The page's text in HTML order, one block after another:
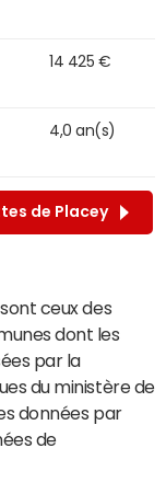
14 425 €
4,0 an(s)
de Placey
ceux des
dont les
par la
du ministère de
données par
de